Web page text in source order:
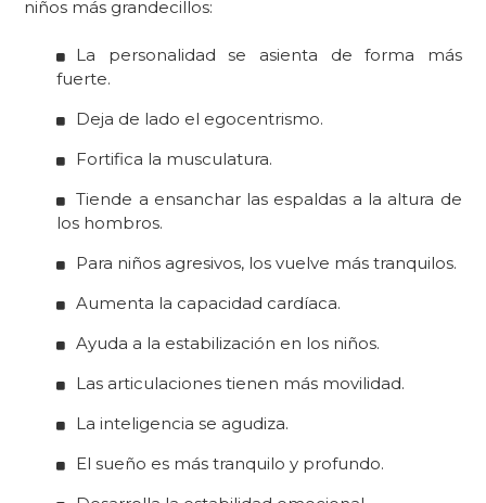
niños más grandecillos:
La personalidad se asienta de forma más
fuerte.
Deja de lado el egocentrismo.
Fortifica la musculatura.
Tiende a ensanchar las espaldas a la altura de
los hombros.
Para niños agresivos, los vuelve más tranquilos.
Aumenta la capacidad cardíaca.
Ayuda a la estabilización en los niños.
Las articulaciones tienen más movilidad.
La inteligencia se agudiza.
El sueño es más tranquilo y profundo.